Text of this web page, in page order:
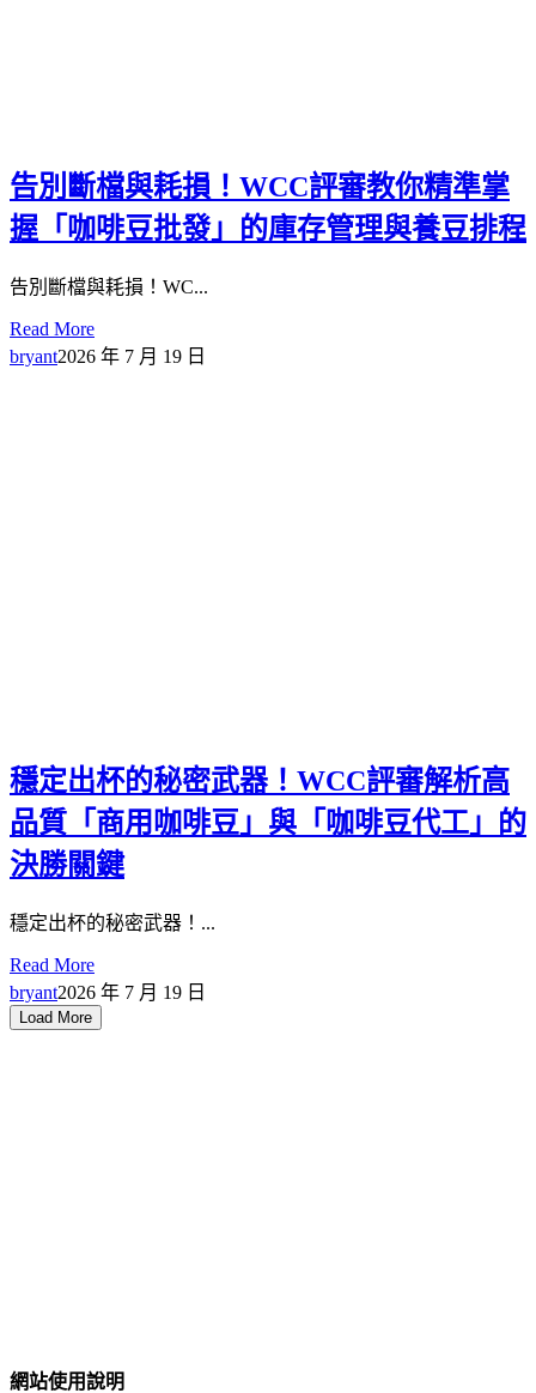
告別斷檔與耗損！WCC評審教你精準掌
握「咖啡豆批發」的庫存管理與養豆排程
告別斷檔與耗損！WC...
Read More
bryant2026 年 7 月 19 日
穩定出杯的秘密武器！WCC評審解析高
品質「商用咖啡豆」與「咖啡豆代工」的
決勝關鍵
穩定出杯的秘密武器！...
Read More
bryant2026 年 7 月 19 日
Load More
網站使用說明